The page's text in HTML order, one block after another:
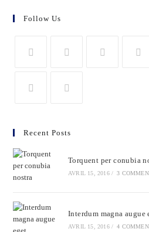
Follow Us
Recent Posts
Torquent per conubia
AVRIL 15, 2016 / 3
Interdum magna augue
AVRIL 15, 2016 / 4